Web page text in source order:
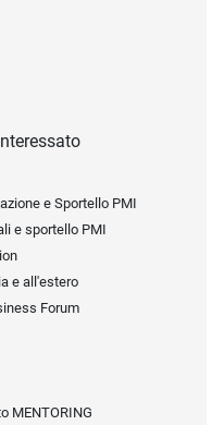
e Sportello PMI
e sportello PMI
e all'estero
Forum
MENTORING